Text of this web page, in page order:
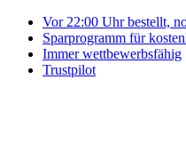
Vor 22:00 Uhr bestellt,
Sparprogramm für
Immer wettbewerbsfähig
Trustpilot